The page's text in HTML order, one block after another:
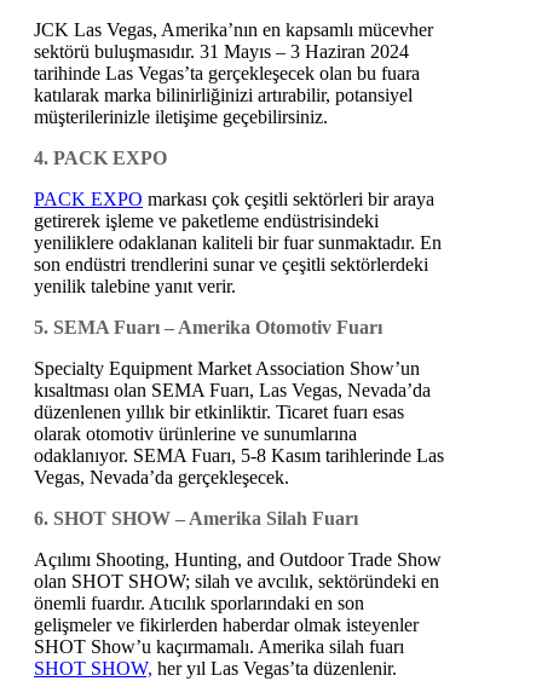
JCK Las Vegas, Amerika’nın en kapsamlı mücevher
sektörü buluşmasıdır. 31 Mayıs – 3 Haziran 2024
tarihinde Las Vegas’ta gerçekleşecek olan bu fuara
katılarak marka bilinirliğinizi artırabilir, potansiyel
müşterilerinizle iletişime geçebilirsiniz.
4. PACK EXPO
PACK EXPO markası çok çeşitli sektörleri bir araya
getirerek işleme ve paketleme endüstrisindeki
yeniliklere odaklanan kaliteli bir fuar sunmaktadır. En
son endüstri trendlerini sunar ve çeşitli sektörlerdeki
yenilik talebine yanıt verir.
5. SEMA Fuarı – Amerika Otomotiv Fuarı
Specialty Equipment Market Association Show’un
kısaltması olan SEMA Fuarı, Las Vegas, Nevada’da
düzenlenen yıllık bir etkinliktir. Ticaret fuarı esas
olarak otomotiv ürünlerine ve sunumlarına
odaklanıyor. SEMA Fuarı, 5-8 Kasım tarihlerinde Las
Vegas, Nevada’da gerçekleşecek.
6. SHOT SHOW – Amerika Silah Fuarı
Açılımı Shooting, Hunting, and Outdoor Trade Show
olan SHOT SHOW; silah ve avcılık, sektöründeki en
önemli fuardır. Atıcılık sporlarındaki en son
gelişmeler ve fikirlerden haberdar olmak isteyenler
SHOT Show’u kaçırmamalı. Amerika silah fuarı
SHOT SHOW, her yıl Las Vegas’ta düzenlenir.